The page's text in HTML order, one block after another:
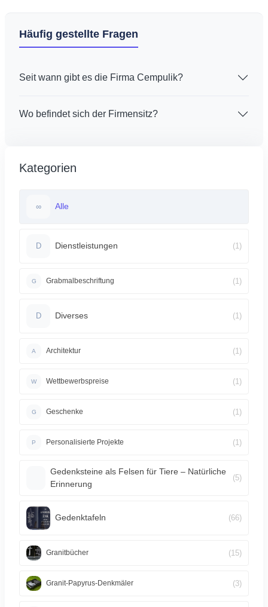
Häufig gestellte Fragen
Seit wann gibt es die Firma Cempulik?
Wo befindet sich der Firmensitz?
Kategorien
∞ Alle
D Dienstleistungen (1)
G Grabmalbeschriftung (1)
D Diverses (1)
A Architektur (1)
W Wettbewerbspreise (1)
G Geschenke (1)
P Personalisierte Projekte (1)
Gedenksteine als Felsen für Tiere – Natürliche
Erinnerung
(5)
Gedenktafeln (66)
Granitbücher (15)
Granit-Papyrus-Denkmäler (3)